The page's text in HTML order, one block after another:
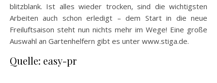
blitzblank. Ist alles wieder trocken, sind die wichtigsten
Arbeiten auch schon erledigt – dem Start in die neue
Freiluftsaison steht nun nichts mehr im Wege! Eine große
Auswahl an Gartenhelfern gibt es unter www.stiga.de.
Quelle: easy-pr